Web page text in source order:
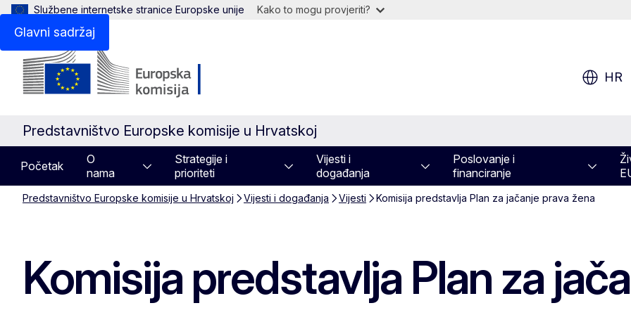
Glavni sadržaj
Službene internetske stranice Europske unije Kako to mogu provjeriti?
HR
Predstavništvo Europske komisije u Hrvatskoj
Početak
O
nama
Strategije i
prioriteti
Vijesti i
događanja
Poslovanje i
financiranje
Predstavništvo Europske komisije u Hrvatskoj Vijesti i događanja Vijesti Komisija predstavlja Plan za jačanje prava žena
Komisija predstavlja Plan za